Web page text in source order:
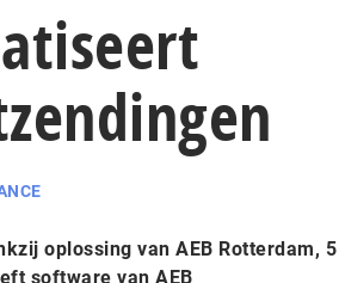
oplossing van AEB Rotterdam, 5
software van AEB